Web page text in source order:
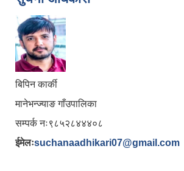
बिपिन कार्की
मानेभन्ज्याङ गाँउपालिका
सम्पर्क नः९८५२८४४४०८
ईमेलःsuchanaadhikari07@gmail.com